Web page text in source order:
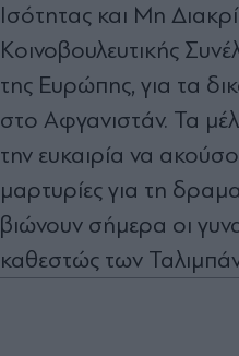
Ισότητας και Μη
Κοινοβουλευτικής
της Ευρώπης, για τα
στο Αφγανιστάν. Τα
την ευκαιρία να
μαρτυρίες για τη
βιώνουν σήμερα οι
καθεστώς των